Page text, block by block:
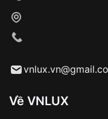
Từ khóa SEO:
Về VNLUX